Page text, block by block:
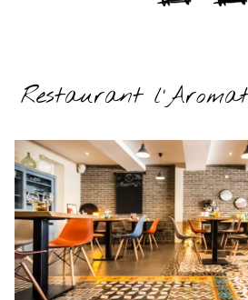
Restaurant